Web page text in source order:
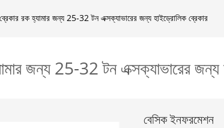
রক হ্যামার জন্য 25-32 টন এক্সক্যাভারের জন্য হাইড্রোলিক ব্রেকার
জন্য 25-32 টন এক্সক্যাভারের
বেসিক ইনফরমেশন